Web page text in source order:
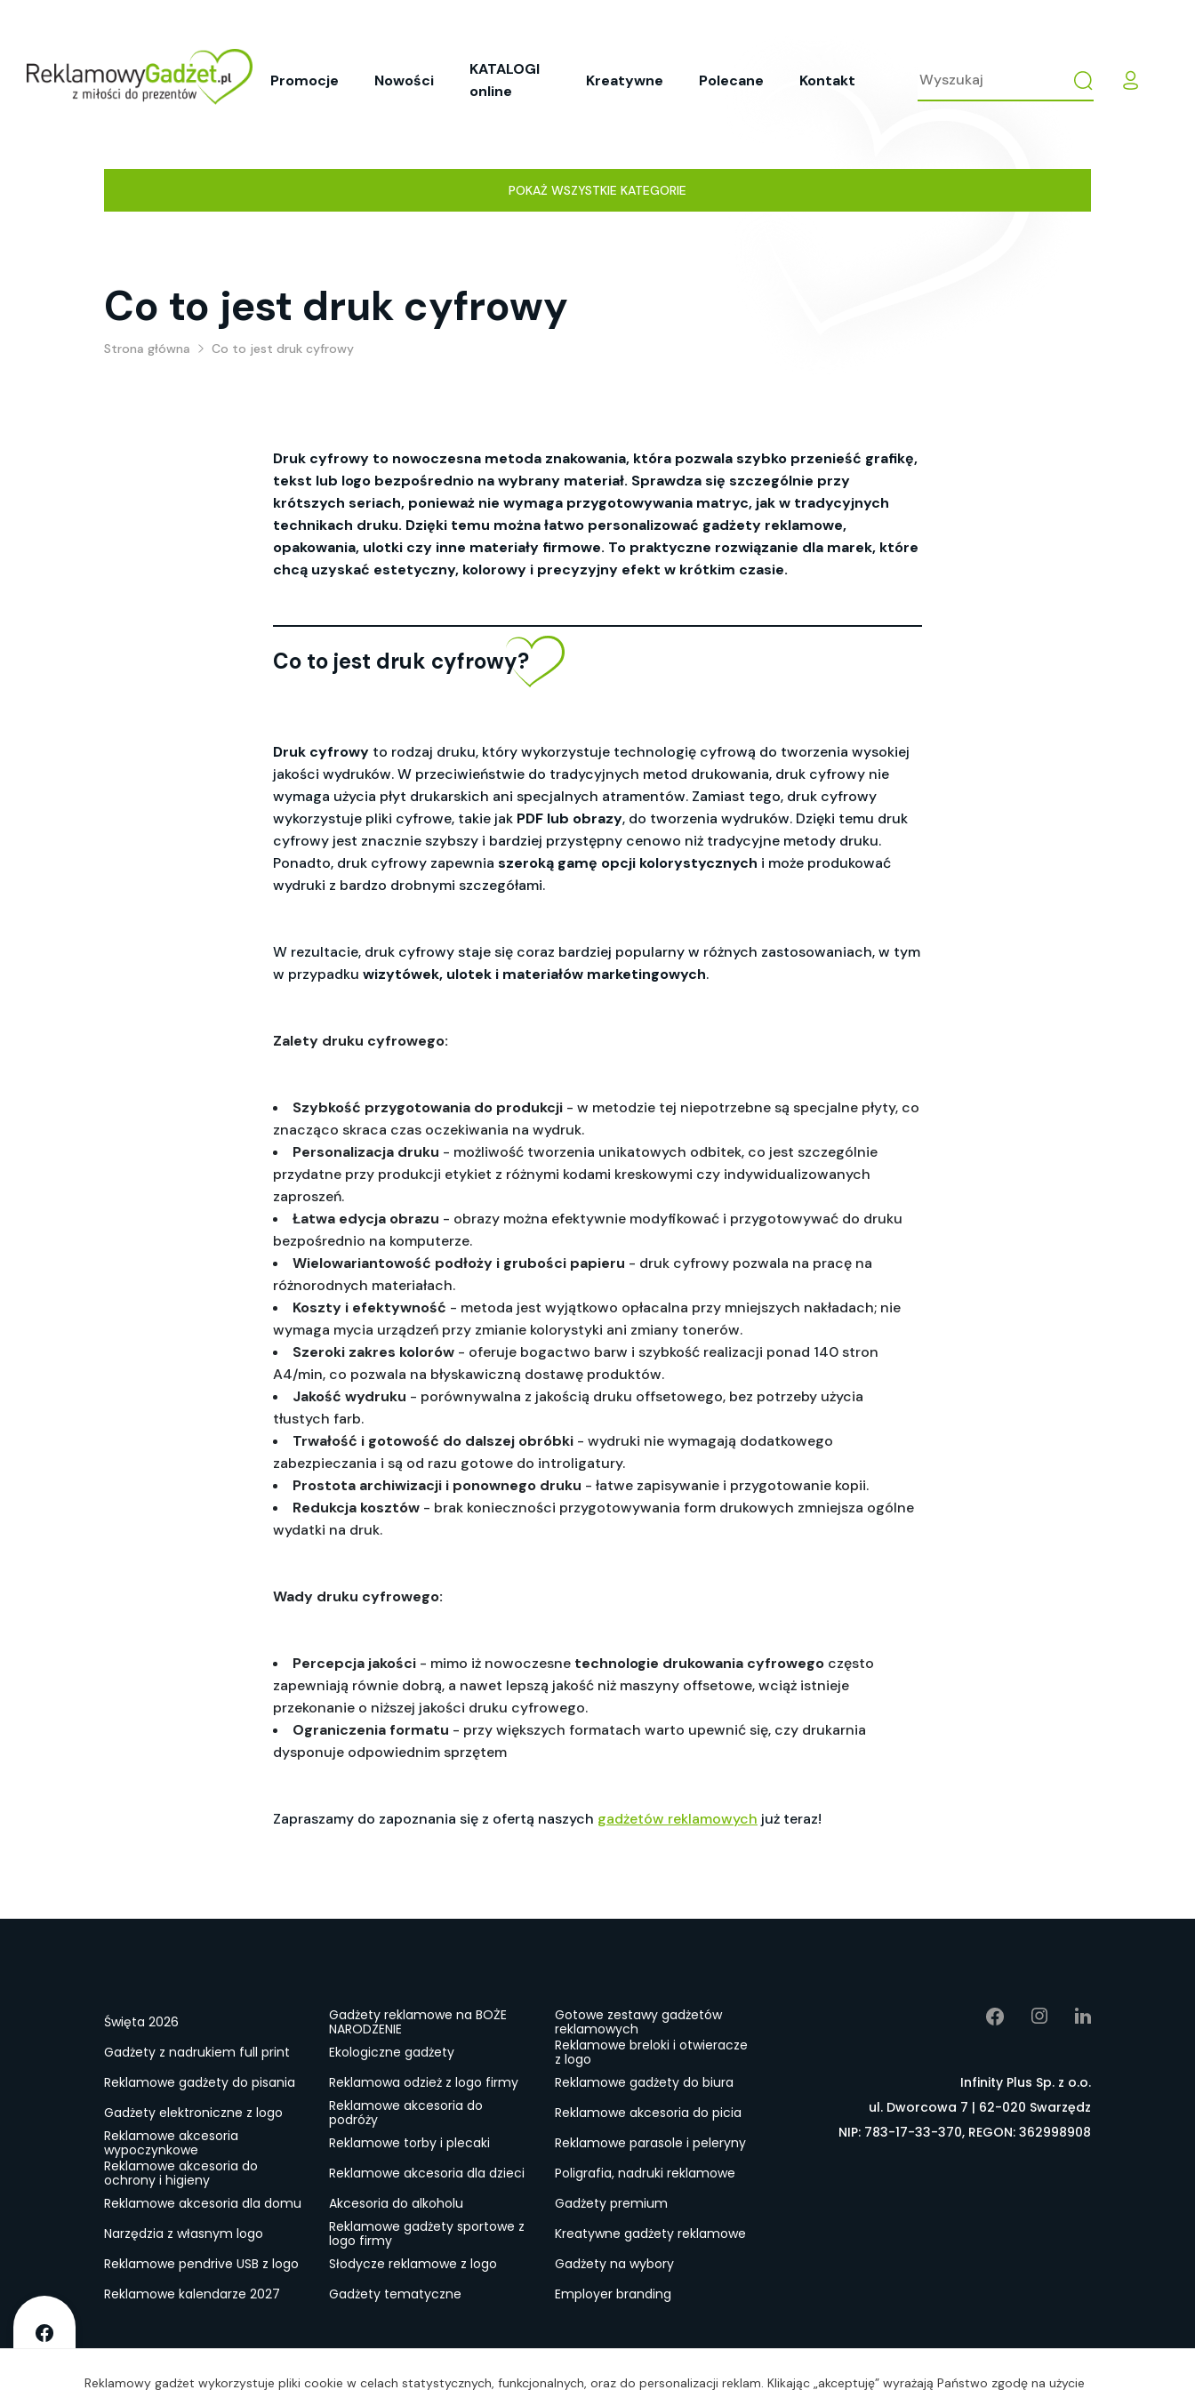
Promocje Nowości
KATALOGI
online
Kreatywne Polecane Kontakt
POKAŻ WSZYSTKIE KATEGORIE
Co to jest druk cyfrowy
Strona główna Co to jest druk cyfrowy
Druk cyfrowy to nowoczesna metoda znakowania, która pozwala szybko przenieść grafikę,
tekst lub logo bezpośrednio na wybrany materiał. Sprawdza się szczególnie przy
krótszych seriach, ponieważ nie wymaga przygotowywania matryc, jak w tradycyjnych
technikach druku. Dzięki temu można łatwo personalizować gadżety reklamowe,
opakowania, ulotki czy inne materiały firmowe. To praktyczne rozwiązanie dla marek, które
chcą uzyskać estetyczny, kolorowy i precyzyjny efekt w krótkim czasie.
Co to jest druk cyfrowy?
Druk cyfrowy to rodzaj druku, który wykorzystuje technologię cyfrową do tworzenia wysokiej
jakości wydruków. W przeciwieństwie do tradycyjnych metod drukowania, druk cyfrowy nie
wymaga użycia płyt drukarskich ani specjalnych atramentów. Zamiast tego, druk cyfrowy
wykorzystuje pliki cyfrowe, takie jak PDF lub obrazy, do tworzenia wydruków. Dzięki temu druk
cyfrowy jest znacznie szybszy i bardziej przystępny cenowo niż tradycyjne metody druku.
Ponadto, druk cyfrowy zapewnia szeroką gamę opcji kolorystycznych i może produkować
wydruki z bardzo drobnymi szczegółami.
W rezultacie, druk cyfrowy staje się coraz bardziej popularny w różnych zastosowaniach, w tym
w przypadku wizytówek, ulotek i materiałów marketingowych.
Zalety druku cyfrowego:
Szybkość przygotowania do produkcji - w metodzie tej niepotrzebne są specjalne płyty, co
znacząco skraca czas oczekiwania na wydruk.
Personalizacja druku - możliwość tworzenia unikatowych odbitek, co jest szczególnie
przydatne przy produkcji etykiet z różnymi kodami kreskowymi czy indywidualizowanych
zaproszeń.
Łatwa edycja obrazu - obrazy można efektywnie modyfikować i przygotowywać do druku
bezpośrednio na komputerze.
Wielowariantowość podłoży i grubości papieru - druk cyfrowy pozwala na pracę na
różnorodnych materiałach.
Koszty i efektywność - metoda jest wyjątkowo opłacalna przy mniejszych nakładach; nie
wymaga mycia urządzeń przy zmianie kolorystyki ani zmiany tonerów.
Szeroki zakres kolorów - oferuje bogactwo barw i szybkość realizacji ponad 140 stron
A4/min, co pozwala na błyskawiczną dostawę produktów.
Jakość wydruku - porównywalna z jakością druku offsetowego, bez potrzeby użycia
tłustych farb.
Trwałość i gotowość do dalszej obróbki - wydruki nie wymagają dodatkowego
zabezpieczania i są od razu gotowe do introligatury.
Prostota archiwizacji i ponownego druku - łatwe zapisywanie i przygotowanie kopii.
Redukcja kosztów - brak konieczności przygotowywania form drukowych zmniejsza ogólne
wydatki na druk.
Wady druku cyfrowego:
Percepcja jakości - mimo iż nowoczesne technologie drukowania cyfrowego często
zapewniają równie dobrą, a nawet lepszą jakość niż maszyny offsetowe, wciąż istnieje
przekonanie o niższej jakości druku cyfrowego.
Ograniczenia formatu - przy większych formatach warto upewnić się, czy drukarnia
dysponuje odpowiednim sprzętem
Zapraszamy do zapoznania się z ofertą naszych gadżetów reklamowych już teraz!
Święta 2026
Gadżety reklamowe na BOŻE
NARODZENIE
Gotowe zestawy gadżetów
reklamowych
Gadżety z nadrukiem full print
Ekologiczne gadżety
Reklamowe breloki i otwieracze
z logo
Reklamowe gadżety do pisania
Reklamowa odzież z logo firmy
Reklamowe gadżety do biura
Gadżety elektroniczne z logo
Reklamowe akcesoria do
podróży
Reklamowe akcesoria do picia
Reklamowe akcesoria
wypoczynkowe
Reklamowe torby i plecaki
Reklamowe parasole i peleryny
Reklamowe akcesoria do
ochrony i higieny
Reklamowe akcesoria dla dzieci
Poligrafia, nadruki reklamowe
Reklamowe akcesoria dla domu
Akcesoria do alkoholu
Gadżety premium
Narzędzia z własnym logo
Reklamowe gadżety sportowe z
logo firmy
Kreatywne gadżety reklamowe
Reklamowe pendrive USB z logo
Słodycze reklamowe z logo
Gadżety na wybory
Reklamowe kalendarze 2027
Gadżety tematyczne Employer branding
Infinity Plus Sp. z o.o.
ul. Dworcowa 7 | 62-020 Swarzędz
NIP: 783-17-33-370, REGON: 362998908
Reklamowy gadżet wykorzystuje pliki cookie w celach statystycznych, funkcjonalnych, oraz do personalizacji reklam. Klikając „akceptuję” wyrażają Państwo zgodę na użycie